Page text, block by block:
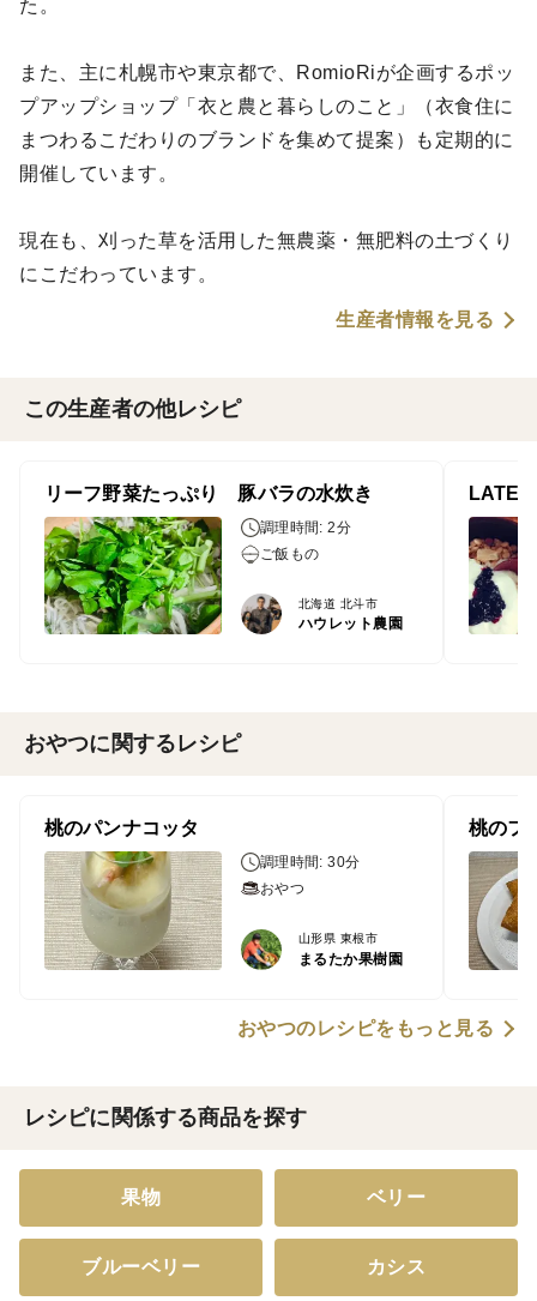
た。
また、主に札幌市や東京都で、RomioRiが企画するポッ
プアップショップ「衣と農と暮らしのこと」（衣食住に
まつわるこだわりのブランドを集めて提案）も定期的に
開催しています。
現在も、刈った草を活用した無農薬・無肥料の土づくり
にこだわっています。
生産者情報を見る
この生産者の他レシピ
リーフ野菜たっぷり 豚バラの水炊き
調理時間: 2分
ご飯もの
北海道 北斗市
ハウレット農園
おやつに関するレシピ
桃のパンナコッタ
調理時間: 30分
おやつ
山形県 東根市
まるたか果樹園
桃のフ
おやつのレシピをもっと見る
レシピに関係する商品を探す
果物 ベリー
ブルーベリー カシス